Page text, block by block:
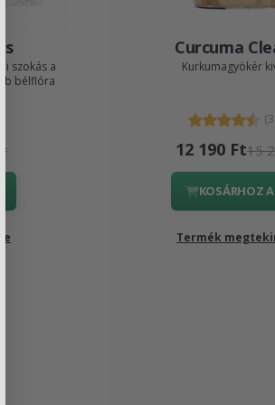
szokás a
bélflóra
Curcuma
Kurkumagyökér
12 190 Ft15
KOSÁRHOZ
Termék